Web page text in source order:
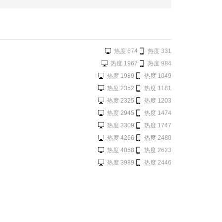
热度 331
热度 674
热度 984
热度 1967
热度 1049
热度 1989
热度 1181
热度 2352
热度 1203
热度 2325
热度 1474
热度 2945
热度 1747
热度 3309
热度 2480
热度 4266
热度 2623
热度 4058
热度 2446
热度 3989